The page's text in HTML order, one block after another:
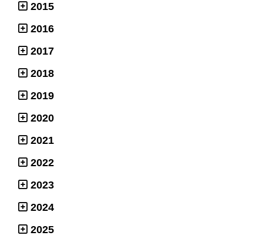
2015
2016
2017
2018
2019
2020
2021
2022
2023
2024
2025